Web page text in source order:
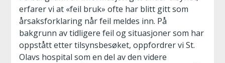
erfarer vi at «feil bruk» ofte har blitt gitt som
årsaksforklaring når feil meldes inn. På
bakgrunn av tidligere feil og situasjoner som har
oppstått etter tilsynsbesøket, oppfordrer vi St.
Olavs hospital som en del av den videre